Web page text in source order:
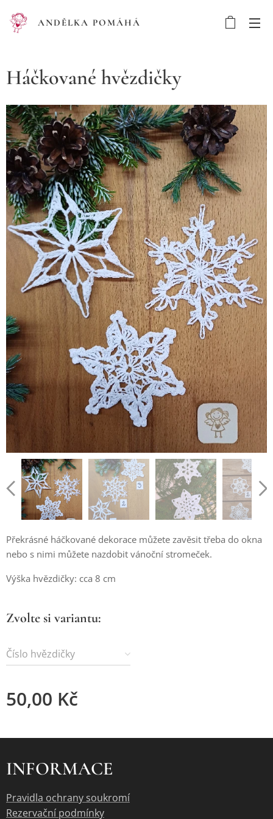
ANDĚLKA POMÁHÁ
Háčkované hvězdičky
Překrásné háčkované dekorace můžete zavěsit třeba do okna
nebo s nimi můžete nazdobit vánoční stromeček.
Výška hvězdičky: cca 8 cm
Zvolte si variantu:
Číslo hvězdičky
50,00 Kč
INFORMACE
Pravidla ochrany soukromí
Rezervační podmínky